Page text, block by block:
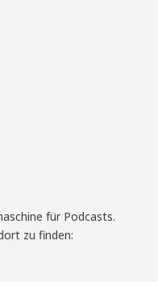
für Podcasts.
zu finden: